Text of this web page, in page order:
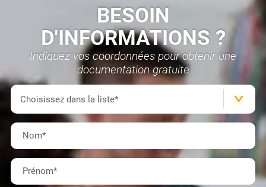
BESOIN
D'INFORMATIONS ?
Indiquez vos coordonnées pour obtenir une
documentation gratuite
Formation(s)
Choisissez dans la liste*
Nom*
Prénom*